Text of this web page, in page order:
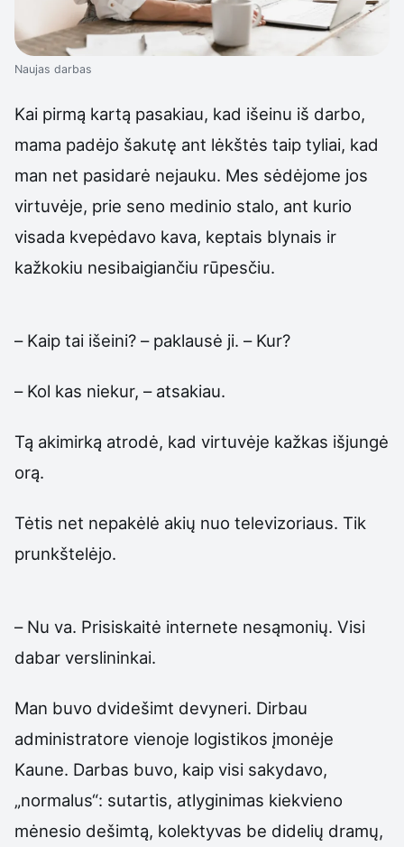
Naujas darbas
Kai pirmą kartą pasakiau, kad išeinu iš darbo,
mama padėjo šakutę ant lėkštės taip tyliai, kad
man net pasidarė nejauku. Mes sėdėjome jos
virtuvėje, prie seno medinio stalo, ant kurio
visada kvepėdavo kava, keptais blynais ir
kažkokiu nesibaigiančiu rūpesčiu.
– Kaip tai išeini? – paklausė ji. – Kur?
– Kol kas niekur, – atsakiau.
Tą akimirką atrodė, kad virtuvėje kažkas išjungė
orą.
Tėtis net nepakėlė akių nuo televizoriaus. Tik
prunkštelėjo.
– Nu va. Prisiskaitė internete nesąmonių. Visi
dabar verslininkai.
Man buvo dvidešimt devyneri. Dirbau
administratore vienoje logistikos įmonėje
Kaune. Darbas buvo, kaip visi sakydavo,
„normalus“: sutartis, atlyginimas kiekvieno
mėnesio dešimtą, kolektyvas be didelių dramų,